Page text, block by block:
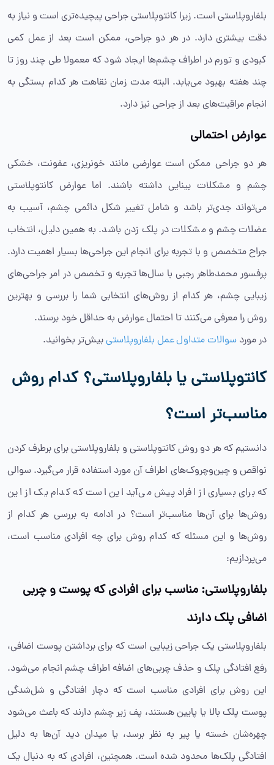
بلفاروپلاستی است. زیرا کانتوپلاستی جراحی پیچیده‌تری است و نیاز به
دقت بیشتری دارد. در هر دو جراحی، ممکن است بعد از عمل کمی
کبودی و تورم در اطراف چشم‌ها ایجاد شود که معمولا طی چند روز تا
چند هفته بهبود می‌یابد. البته مدت زمان نقاهت هر کدام بستگی به
انجام مراقبت‌های بعد از جراحی نیز دارد.
عوارض احتمالی
هر دو جراحی ممکن است عوارضی مانند خونریزی، عفونت، خشکی
چشم و مشکلات بینایی داشته باشند. اما عوارض کانتوپلاستی
می‌تواند جدی‌تر باشد و شامل تغییر شکل دائمی چشم، آسیب به
عضلات چشم و مشکلات در پلک زدن باشد. به همین دلیل، انتخاب
جراح متخصص و با تجربه برای انجام این جراحی‌ها بسیار اهمیت دارد.
پرفسور محمدطاهر رجبی با سال‌ها تجربه و تخصص در امر جراحی‌های
زیبایی چشم، هر کدام از روش‌های انتخابی شما را بررسی و بهترین
روش را معرفی می‌کنند تا احتمال عوارض به حداقل خود برسند.
در مورد سوالات متداول عمل بلفاروپلاستیبیش‌تر بخوانید.
کانتوپلاستی یا بلفاروپلاستی؟ کدام روش
مناسب‌تر است؟
دانستیم که هر دو روش کانتوپلاستی و بلفاروپلاستی برای برطرف کردن
نواقص و چین‌وچروک‌های اطراف آن مورد استفاده قرار می‌گیرد. سوالی
که برای بسیاری از افراد پیش می‌آید این است که کدام یک از این
روش‌ها برای آن‌ها مناسب‌تر است؟ در ادامه به بررسی هر کدام از
روش‌ها و این مسئله که کدام روش برای چه افرادی مناسب است،
می‌پردازیم:
بلفاروپلاستی: مناسب برای افرادی که پوست و چربی
اضافی پلک دارند
بلفاروپلاستی یک جراحی زیبایی است که برای برداشتن پوست اضافی،
رفع افتادگی پلک و حذف چربی‌های اضافه اطراف چشم انجام می‌شود.
این روش برای افرادی مناسب است که دچار افتادگی و شل‌شدگی
پوست پلک بالا یا پایین هستند، پف زیر چشم دارند که باعث می‌شود
چهره‌شان خسته یا پیر به نظر برسد، یا میدان دید آن‌ها به دلیل
افتادگی پلک‌ها محدود شده است. همچنین، افرادی که به دنبال یک